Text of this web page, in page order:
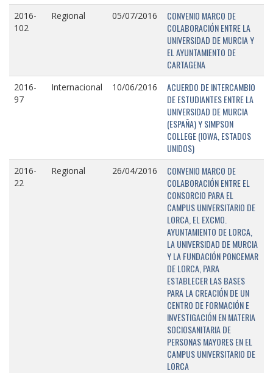
2016-
102
Regional 05/07/2016
CONVENIO MARCO DE
COLABORACIÓN ENTRE LA
UNIVERSIDAD DE MURCIA Y
EL AYUNTAMIENTO DE
CARTAGENA
2016-
97
Internacional 10/06/2016
ACUERDO DE INTERCAMBIO
DE ESTUDIANTES ENTRE LA
UNIVERSIDAD DE MURCIA
(ESPAÑA) Y SIMPSON
COLLEGE (IOWA, ESTADOS
UNIDOS)
2016-
22
Regional 26/04/2016
CONVENIO MARCO DE
COLABORACIÓN ENTRE EL
CONSORCIO PARA EL
CAMPUS UNIVERSITARIO DE
LORCA, EL EXCMO.
AYUNTAMIENTO DE LORCA,
LA UNIVERSIDAD DE MURCIA
Y LA FUNDACIÓN PONCEMAR
DE LORCA, PARA
ESTABLECER LAS BASES
PARA LA CREACIÓN DE UN
CENTRO DE FORMACIÓN E
INVESTIGACIÓN EN MATERIA
SOCIOSANITARIA DE
PERSONAS MAYORES EN EL
CAMPUS UNIVERSITARIO DE
LORCA